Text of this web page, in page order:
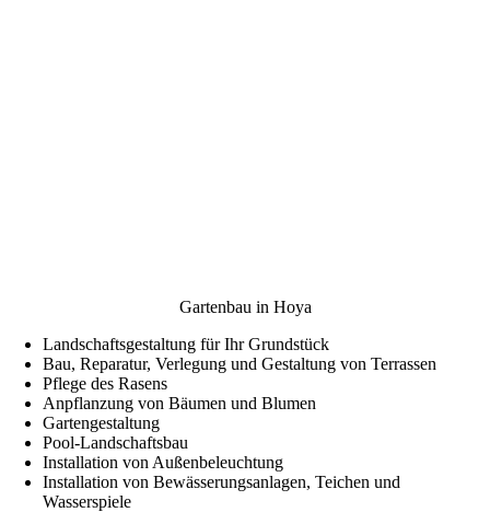
Gartenbau in Hoya
Landschaftsgestaltung für Ihr Grundstück
Bau, Reparatur, Verlegung und Gestaltung von Terrassen
Pflege des Rasens
Anpflanzung von Bäumen und Blumen
Gartengestaltung
Pool-Landschaftsbau
Installation von Außenbeleuchtung
Installation von Bewässerungsanlagen, Teichen und
Wasserspiele